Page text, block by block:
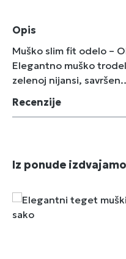
Opis
Muško slim fit odelo –
Elegantno muško
zelenoj nijansi,
Recenzije
Preskoči galeriju
Iz ponude izdvajamo